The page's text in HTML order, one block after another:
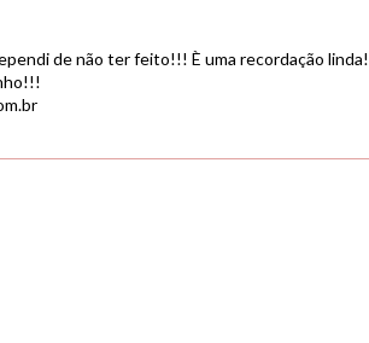
de não ter feito!!! È uma recordação linda!